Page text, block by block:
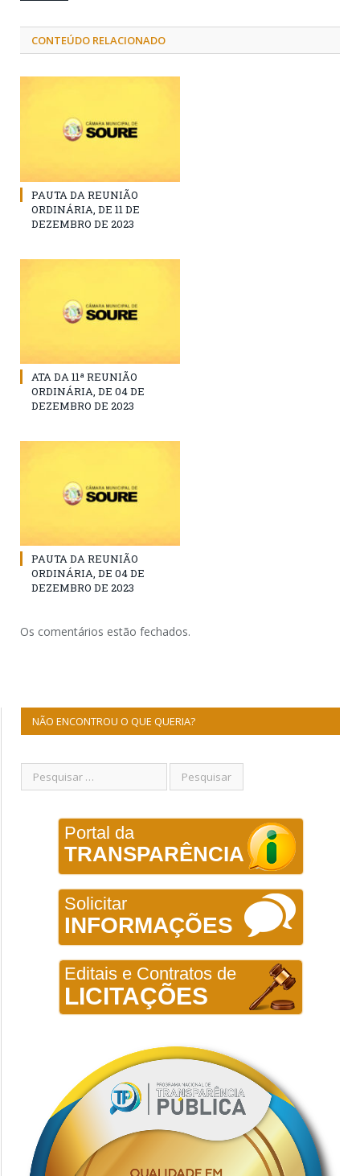
CONTEÚDO RELACIONADO
PAUTA DA REUNIÃO
ORDINÁRIA, DE 11 DE
DEZEMBRO DE 2023
ATA DA 11ª REUNIÃO
ORDINÁRIA, DE 04 DE
DEZEMBRO DE 2023
PAUTA DA REUNIÃO
ORDINÁRIA, DE 04 DE
DEZEMBRO DE 2023
Os comentários estão fechados.
NÃO ENCONTROU O QUE QUERIA?
Portal da
TRANSPARÊNCIA
Solicitar
INFORMAÇÕES
Editais e Contratos de
LICITAÇÕES